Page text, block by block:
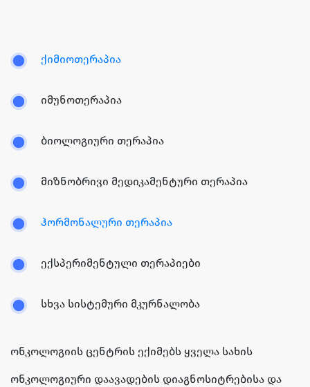
ქიმიოთერაპია
იმუნოთერაპია
ბიოლოგიური თერაპია
მიზნობრივი მედიკამენტური თერაპია
ჰორმონალური თერაპია
ექსპერიმენტული თერაპიები
სხვა სისტემური მკურნალობა
ონკოლოგიის ცენტრის ექიმებს ყველა სახის
ონკოლოგიური დაავადების დიაგნოსიტრებისა და